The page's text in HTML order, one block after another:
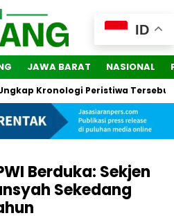
JAWA BARAT NASIONAL
Kronologi Peristiwa Tersebut
Berduka: Sekjen
Sekedang
ID